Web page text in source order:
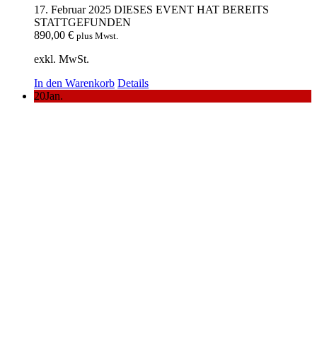
17. Februar 2025 DIESES EVENT HAT BEREITS
STATTGEFUNDEN
890,00 € plus Mwst.
exkl. MwSt.
In den Warenkorb Details
20Jan.